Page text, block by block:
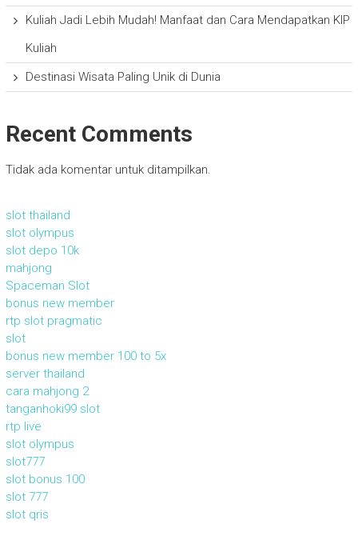
Kuliah Jadi Lebih Mudah! Manfaat dan Cara Mendapatkan KIP
Kuliah
Destinasi Wisata Paling Unik di Dunia
Recent Comments
Tidak ada komentar untuk ditampilkan.
slot thailand
slot olympus
slot depo 10k
mahjong
Spaceman Slot
bonus new member
rtp slot pragmatic
slot
bonus new member 100 to 5x
server thailand
cara mahjong 2
tanganhoki99 slot
rtp live
slot olympus
slot777
slot bonus 100
slot 777
slot qris